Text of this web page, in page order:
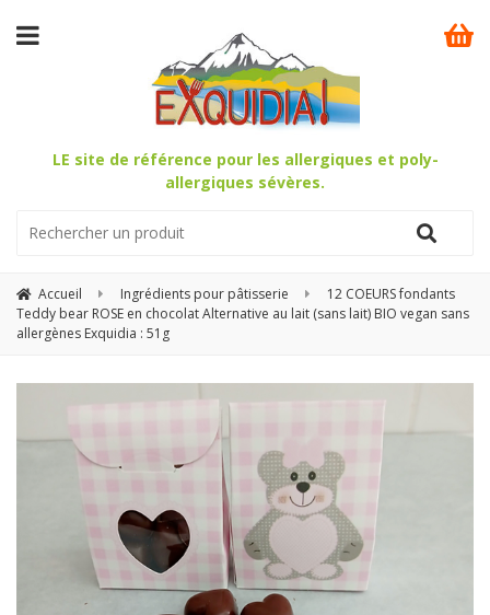
LE site de référence pour les allergiques et poly-
allergiques sévères.
Accueil Ingrédients pour pâtisserie
12 COEURS fondants
Teddy bear ROSE en chocolat Alternative au lait (sans lait) BIO vegan sans
allergènes Exquidia : 51g